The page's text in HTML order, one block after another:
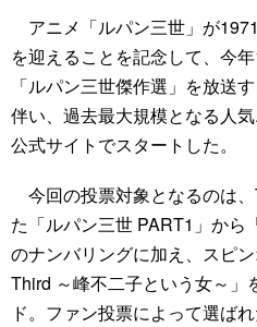
アニメ「ルパン三世」が
を迎えることを記念して、今
「ルパン三世傑作選」を放送
伴い、過去最大規模となる人
公式サイトでスタートした。
今回の投票対象となるのは
た「ルパン三世 PART1」から
のナンバリングに加え、スピ
Third ～峰不二子という女～」
ド。ファン投票によって選ば